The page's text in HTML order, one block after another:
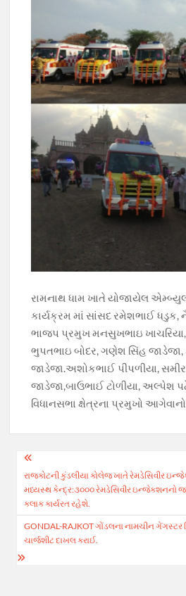
રામનાથ ધામ ખાતે યોજાયેલ
કાર્યક્રમ માં સાંસદ રમેશભાઈ ધડુક,
ભાજપ પ્રમુખ મનસુખભાઇ
ભુપતભાઇ બોદર, ગણેશ સિંહ
જાડેજા.અશોકભાઈ પીપળીયા, સમીર
જાડેજા,બાઉભાઈ ટોળીયા, અલ્પેશ
વિધાનસભા ક્ષેત્રના પ્રમુખો
Post
navigation
રાજકોટની કુંડલીયા કોલેજ ખાતે રેમડેસિવીર
મધ્યસ્થ કેન્દ્ર:૩૦૦૦ રેમડેસિવીર ઇન્જેક્શનનો
કલાક કાર્યરત રહેશે.
GONDAL-RAJKOT ગોંડલના નામચીન ગેંગસ્ટર
ચાર્જશીટ દાખલ કરાઈ.